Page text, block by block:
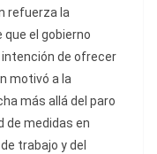
refuerza la
el gobierno
de ofrecer
motivó a la
más allá del paro
de medidas en
trabajo y del